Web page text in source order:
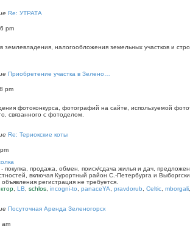
Re: УТРАТА
pm
землевладения, налогообложения земельных участков и
Приобретение участка в Зелено…
pm
фотоконкурса, фотографий на сайте, используемой
связанного с фотоделом.
Re: Териокские коты
покупка, продажа, обмен, поиск/сдача жилья и дач,
включая Курортный район С.-Петербурга и
регистрация не требуется.
LB schlos incogni-to panaceYA pravdorub Celtic mborgali
Посуточная Аренда Зеленогорск
am